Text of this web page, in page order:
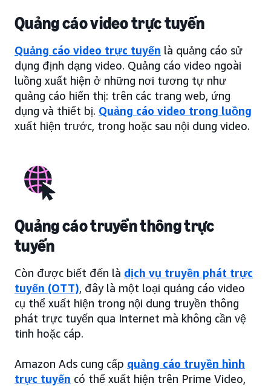
Quảng cáo video trực tuyến
Quảng cáo video trực tuyến là quảng cáo sử
dụng định dạng video. Quảng cáo video ngoài
luồng xuất hiện ở những nơi tương tự như
quảng cáo hiển thị: trên các trang web, ứng
dụng và thiết bị. Quảng cáo video trong luồng
xuất hiện trước, trong hoặc sau nội dung video.
Quảng cáo truyền thông trực
tuyến
Còn được biết đến là dịch vụ truyền phát trực
tuyến (OTT), đây là một loại quảng cáo video
cụ thể xuất hiện trong nội dung truyền thông
phát trực tuyến qua Internet mà không cần vệ
tinh hoặc cáp.
Amazon Ads cung cấp quảng cáo truyền hình
trực tuyến có thể xuất hiện trên Prime Video,